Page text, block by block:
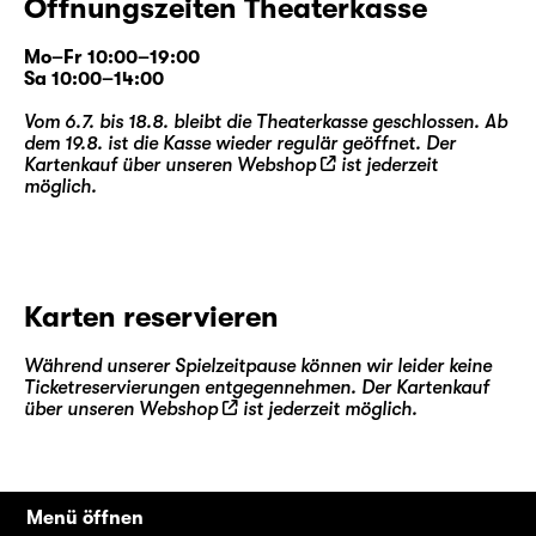
zum Teil biographisches — Archivmaterial
zugrunde liegt. Die Poesie der Sprache
behauptet sich hier in einem produktiven
Kontrast zum brutalen Geschehen, von dem
sie erzählt. Im Zentrum steht die Frage, wie
sich solche historischen Erfahrungen
fortschreiben — nicht nur in politischen
Wolfram Höllist Autor und Hörspielregisseur.
2013 bereits die fünfte Uraufführung eines
seiner Texte in der Diskothek. Drei dieser
Höll zwei Mal den Mülheimer Dramatikpreis
erhielt.
Öffnungszeiten Theaterkasse
Mo–Fr 10:00–19:00
Sa 10:00–14:00
Vom 6.7. bis 18.8. bleibt die Theaterkasse geschlossen. Ab
dem 19.8. ist die Kasse wieder regulär geöffnet. Der
Kartenkauf über unseren Webshop
ist jederzeit
möglich.
Karten reservieren
Während unserer Spielzeitpause können wir leider keine
Ticketreservierungen entgegennehmen. Der Kartenkauf
über unseren Webshop ist jederzeit möglich.
Menü öffnen